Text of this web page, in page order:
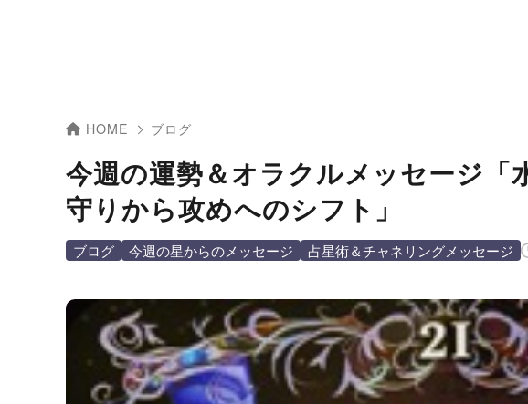
HOME ブログ
今週の運勢＆オラクルメッセージ「
守りから攻めへのシフト」
ブログ 今週の星からのメッセージ 占星術＆チャネリングメッセージ